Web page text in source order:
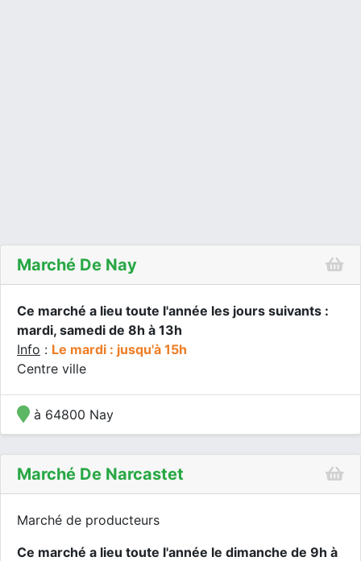
Marché De Nay
Ce marché a lieu toute l'année les jours suivants :
mardi, samedi de 8h à 13h
Info : Le mardi : jusqu'à 15h
Centre ville
à 64800 Nay
Marché De Narcastet
Marché de producteurs
Ce marché a lieu toute l'année le dimanche de 9h à